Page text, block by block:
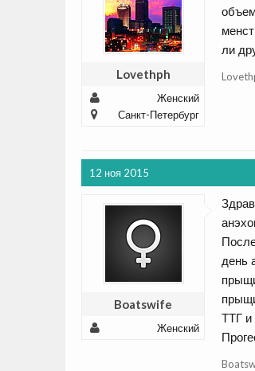
Lovethph
Женский
Санкт-Петербург
ли
12 ноя 2015
Boatswife
Женский
день
ТТГ и